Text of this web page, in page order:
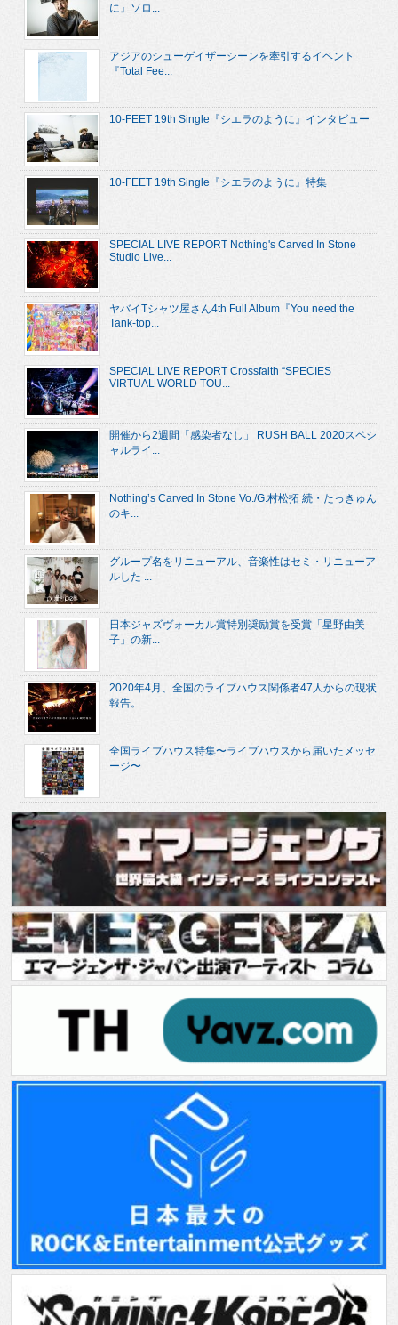
に』ソロ...
アジアのシューゲイザーシーンを牽引するイベント
『Total Fee...
10-FEET 19th Single『シエラのように』インタビュー
10-FEET 19th Single『シエラのように』特集
SPECIAL LIVE REPORT Nothing's Carved In Stone
Studio Live...
ヤバイTシャツ屋さん4th Full Album『You need the
Tank-top...
SPECIAL LIVE REPORT Crossfaith “SPECIES
VIRTUAL WORLD TOU...
開催から2週間「感染者なし」 RUSH BALL 2020スペシ
ャルライ...
Nothing’s Carved In Stone Vo./G.村松拓 続・たっきゅん
のキ...
グループ名をリニューアル、音楽性はセミ・リニューア
ルした ...
日本ジャズヴォーカル賞特別奨励賞を受賞「星野由美
子」の新...
2020年4月、全国のライブハウス関係者47人からの現状
報告。
全国ライブハウス特集〜ライブハウスから届いたメッセ
ージ〜